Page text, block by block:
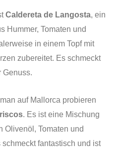
Caldereta de Langosta, ein
Hummer, Tomaten und
in einem Topf mit
zubereitet. Es schmeckt
Genuss.
auf Mallorca probieren
. Es ist eine Mischung
Olivenöl, Tomaten und
fantastisch und ist